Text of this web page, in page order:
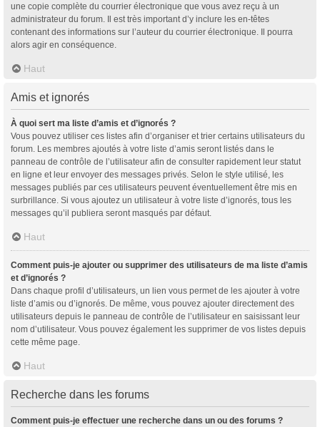
une copie complète du courrier électronique que vous avez reçu à un
administrateur du forum. Il est très important d’y inclure les en-têtes
contenant des informations sur l’auteur du courrier électronique. Il pourra
alors agir en conséquence.
Haut
Amis et ignorés
À quoi sert ma liste d’amis et d’ignorés ?
Vous pouvez utiliser ces listes afin d’organiser et trier certains utilisateurs du
forum. Les membres ajoutés à votre liste d’amis seront listés dans le
panneau de contrôle de l’utilisateur afin de consulter rapidement leur statut
en ligne et leur envoyer des messages privés. Selon le style utilisé, les
messages publiés par ces utilisateurs peuvent éventuellement être mis en
surbrillance. Si vous ajoutez un utilisateur à votre liste d’ignorés, tous les
messages qu’il publiera seront masqués par défaut.
Haut
Comment puis-je ajouter ou supprimer des utilisateurs de ma liste d’amis
et d’ignorés ?
Dans chaque profil d’utilisateurs, un lien vous permet de les ajouter à votre
liste d’amis ou d’ignorés. De même, vous pouvez ajouter directement des
utilisateurs depuis le panneau de contrôle de l’utilisateur en saisissant leur
nom d’utilisateur. Vous pouvez également les supprimer de vos listes depuis
cette même page.
Haut
Recherche dans les forums
Comment puis-je effectuer une recherche dans un ou des forums ?